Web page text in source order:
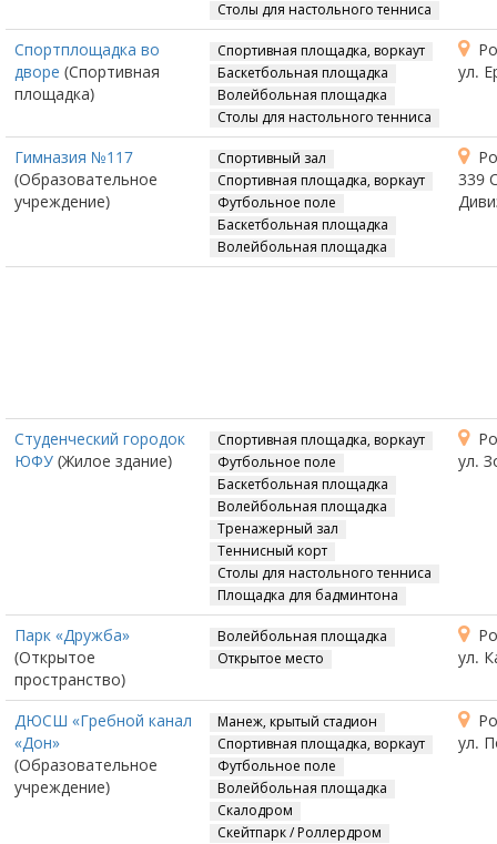
Столы для настольного тенниса
Спортплощадка во
дворе (Спортивная
площадка)
Спортивная площадка, воркаут
Баскетбольная площадка
Волейбольная площадка
Столы для настольного тенниса
ул.
Гимназия №117
(Образовательное
учреждение)
Спортивный зал
Спортивная площадка, воркаут
Футбольное поле
Баскетбольная площадка
Волейбольная площадка
339
Студенческий городок
ЮФУ (Жилое здание)
Спортивная площадка, воркаут
Футбольное поле
Баскетбольная площадка
Волейбольная площадка
Тренажерный зал
Теннисный корт
Столы для настольного тенниса
Площадка для бадминтона
ул.
Парк «Дружба»
(Открытое
пространство)
Волейбольная площадка
Открытое место
ул.
ДЮСШ «Гребной канал
«Дон»
(Образовательное
учреждение)
Манеж, крытый стадион
Спортивная площадка, воркаут
Футбольное поле
Волейбольная площадка
Скалодром
Скейтпарк / Роллердром
ул.